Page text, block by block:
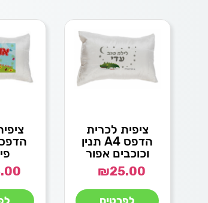
ציפית לכרית
הדפס A4 תנין
וכוכבים אפור
₪25.00